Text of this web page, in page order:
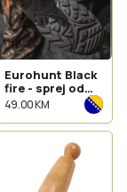
Eurohunt Black
fire - sprej od
anisa 100ml
49.00 KM